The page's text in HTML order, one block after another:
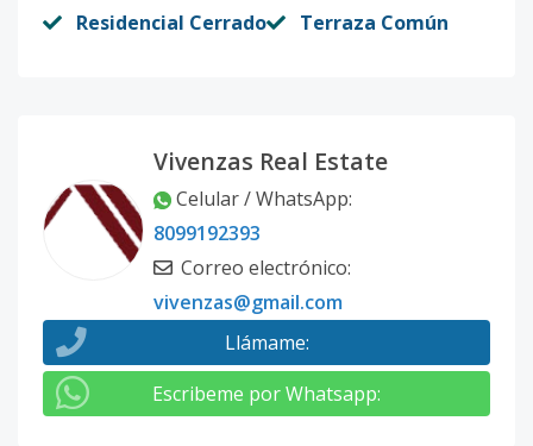
Residencial Cerrado Terraza Común
Vivenzas Real Estate
Celular / WhatsApp:
8099192393
Correo electrónico:
vivenzas@gmail.com
Llámame:
Escribeme por Whatsapp: